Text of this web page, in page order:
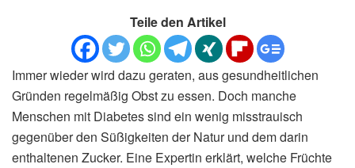
Teile den Artikel
Immer wieder wird dazu geraten, aus gesundheitlichen
Gründen regelmäßig Obst zu essen. Doch manche
Menschen mit Diabetes sind ein wenig misstrauisch
gegenüber den Süßigkeiten der Natur und dem darin
enthaltenen Zucker. Eine Expertin erklärt, welche Früchte